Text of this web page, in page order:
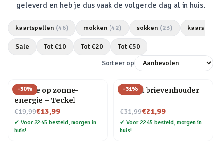
geleverd en heb je dus vaak de volgende dag al in huis.
kaartspellen (46) mokken (42) sokken (23) kaarsen
Sale Tot €10 Tot €20 Tot €50
Sorteer op
-30%
Hondje op zonne-
energie – Teckel
€19,99
Nu voor€13,99
✔ Voor 22:45 besteld, morgen in
huis!
-31%
Olifant brievenhouder
€31,99
Nu voor€21,99
✔ Voor 22:45 besteld, morgen in
huis!